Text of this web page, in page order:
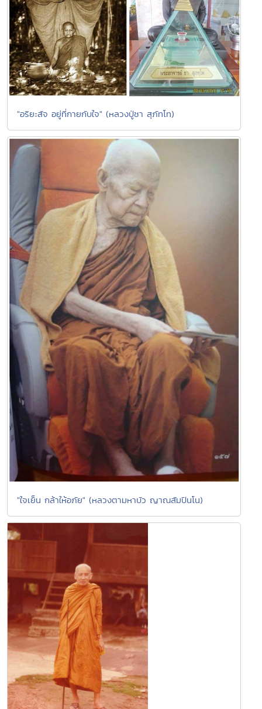
"อริยะสัจ อยู่ที่กายกับใจ" (หลวงปู่ชา สุภัทโท)
"ใจเย็น กล้าให้อภัย" (หลวงตามหาบัว ญาณสัมปันโน)